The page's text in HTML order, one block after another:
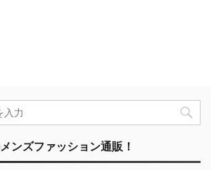
ンズファッション通販！